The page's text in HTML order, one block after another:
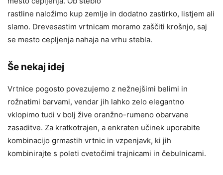
rastline naložimo kup zemlje in dodatno zastirko, listjem ali
slamo. Drevesastim vrtnicam moramo zaščiti krošnjo, saj
se mesto cepljenja nahaja na vrhu stebla.
Še nekaj idej
Vrtnice pogosto povezujemo z nežnejšimi belimi in
rožnatimi barvami, vendar jih lahko zelo elegantno
vklopimo tudi v bolj žive oranžno-rumeno obarvane
zasaditve. Za kratkotrajen, a enkraten učinek uporabite
kombinacijo grmastih vrtnic in vzpenjavk, ki jih
kombinirajte s poleti cvetočimi trajnicami in čebulnicami.